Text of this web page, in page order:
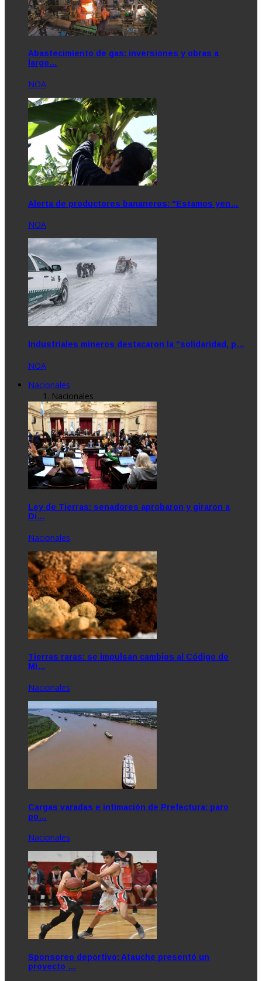
Abastecimiento de gas: inversiones y obras a
largo…
NOA
Alerta de productores bananeros: "Estamos yen…
NOA
Industriales mineros destacaron la “solidaridad, p…
NOA
Nacionales
Nacionales
Ley de Tierras: senadores aprobaron y giraron a
Di…
Nacionales
Tierras raras: se impulsan cambios al Código de
Mi…
Nacionales
Cargas varadas e intimación de Prefectura: paro
po…
Nacionales
Sponsoreo deportivo: Atauche presentó un
proyecto …